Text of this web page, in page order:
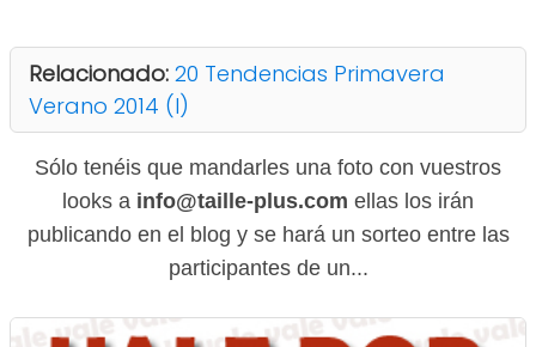
Relacionado: 20 Tendencias Primavera
Verano 2014 (I)
Sólo tenéis que mandarles una foto con vuestros
looks a info@taille-plus.com ellas los irán
publicando en el blog y se hará un sorteo entre las
participantes de un...